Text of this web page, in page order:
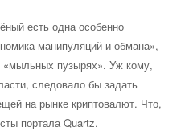
есть одна особенно
манипуляций и обмана»,
пузырях». Уж кому,
следовало бы задать
на рынке криптовалют. Что,
портала Quartz.